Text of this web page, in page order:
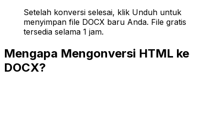
Setelah konversi selesai, klik Unduh untuk
menyimpan file DOCX baru Anda. File gratis
tersedia selama 1 jam.
Mengapa Mengonversi HTML ke
DOCX?